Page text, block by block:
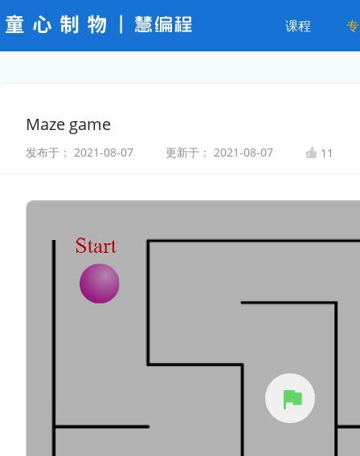
课程
Maze game
发布于： 2021-08-07 更新于： 2021-08-07 11